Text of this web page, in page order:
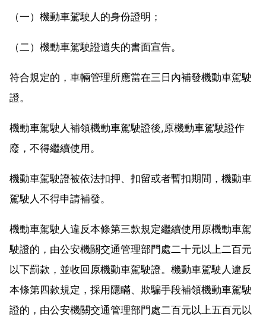
（一）機動車駕駛人的身份證明；
（二）機動車駕駛證遺失的書面宣告。
符合規定的，車輛管理所應當在三日內補發機動車駕駛
證。
機動車駕駛人補領機動車駕駛證後,原機動車駕駛證作
廢，不得繼續使用。
機動車駕駛證被依法扣押、扣留或者暫扣期間，機動車
駕駛人不得申請補發。
機動車駕駛人違反本條第三款規定繼續使用原機動車駕
駛證的，由公安機關交通管理部門處二十元以上二百元
以下罰款，並收回原機動車駕駛證。機動車駕駛人違反
本條第四款規定，採用隱瞞、欺騙手段補領機動車駕駛
證的，由公安機關交通管理部門處二百元以上五百元以